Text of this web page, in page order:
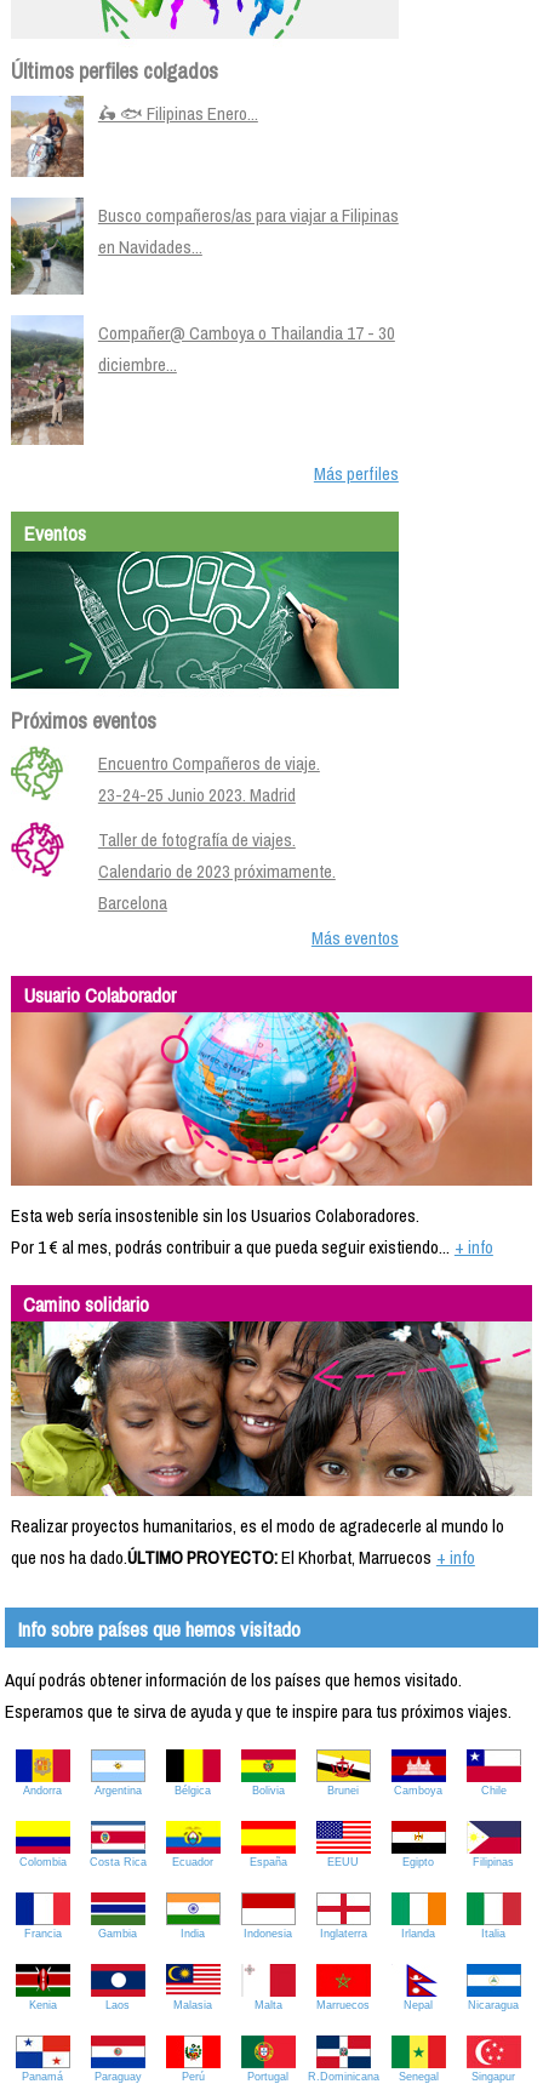
Últimos perfiles colgados
🛵 🐟 Filipinas Enero...
Busco compañeros/as para viajar a Filipinas
en Navidades...
Compañer@ Camboya o Thailandia 17 - 30
diciembre...
Más perfiles
Eventos
Próximos eventos
Encuentro Compañeros de viaje.
23-24-25 Junio 2023. Madrid
Taller de fotografía de viajes.
Calendario de 2023 próximamente.
Barcelona
Más eventos
Usuario Colaborador
Esta web sería insostenible sin los Usuarios Colaboradores.
Por 1 € al mes, podrás contribuir a que pueda seguir existiendo... + info
Camino solidario
Realizar proyectos humanitarios, es el modo de agradecerle al mundo lo
que nos ha dado.ÚLTIMO PROYECTO:El Khorbat, Marruecos + info
Info sobre países que hemos visitado
Aquí podrás obtener información de los países que hemos visitado.
Esperamos que te sirva de ayuda y que te inspire para tus próximos viajes.
Andorra Argentina Bélgica Bolivia Brunei Camboya Chile
Colombia Costa Rica Ecuador España EEUU Egipto Filipinas
Francia Gambia India Indonesia Inglaterra Irlanda Italia
Kenia Laos Malasia Malta Marruecos Nepal Nicaragua
Panamá Paraguay Perú Portugal R.Dominicana Senegal Singapur